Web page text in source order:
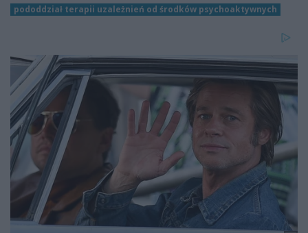
pododdział terapii uzależnień od środków psychoaktywnych